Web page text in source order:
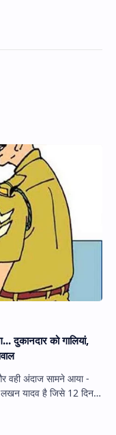
को गालियां,
सवाल
वही अंदाज सामने आया -